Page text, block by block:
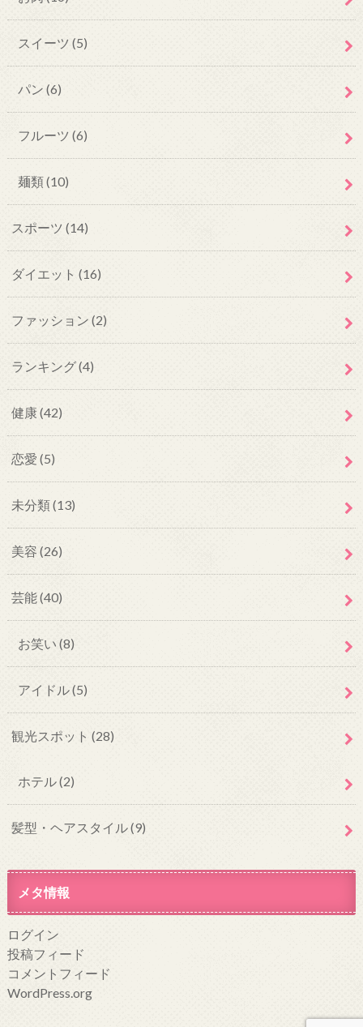
スイーツ (5)
パン (6)
フルーツ (6)
麺類(10)
スポーツ (14)
ダイエット (16)
ファッション (2)
ランキング(4)
健康(42)
恋愛 (5)
未分類(13)
美容 (26)
芸能(40)
お笑い (8)
アイドル(5)
観光スポット (28)
ホテル(2)
髪型・ヘアスタイル(9)
メタ情報
ログイン
投稿フィード
コメントフィード
WordPress.org